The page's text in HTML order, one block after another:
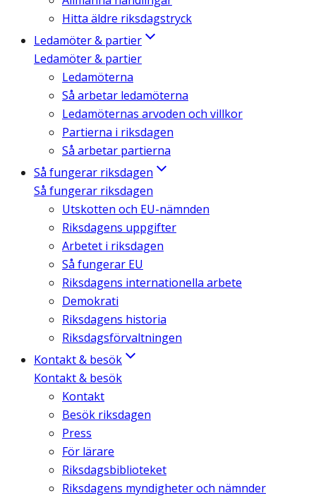
Hitta äldre riksdagstryck
Ledamöter & partier
Ledamöter & partier
Ledamöterna
Så arbetar ledamöterna
Ledamöternas arvoden och villkor
Partierna i riksdagen
Så arbetar partierna
Så fungerar riksdagen
Så fungerar riksdagen
Utskotten och EU-nämnden
Riksdagens uppgifter
Arbetet i riksdagen
Så fungerar EU
Riksdagens internationella arbete
Demokrati
Riksdagens historia
Riksdagsförvaltningen
Kontakt & besök
Kontakt & besök
Kontakt
Besök riksdagen
Press
För lärare
Riksdagsbiblioteket
Riksdagens myndigheter och nämnder